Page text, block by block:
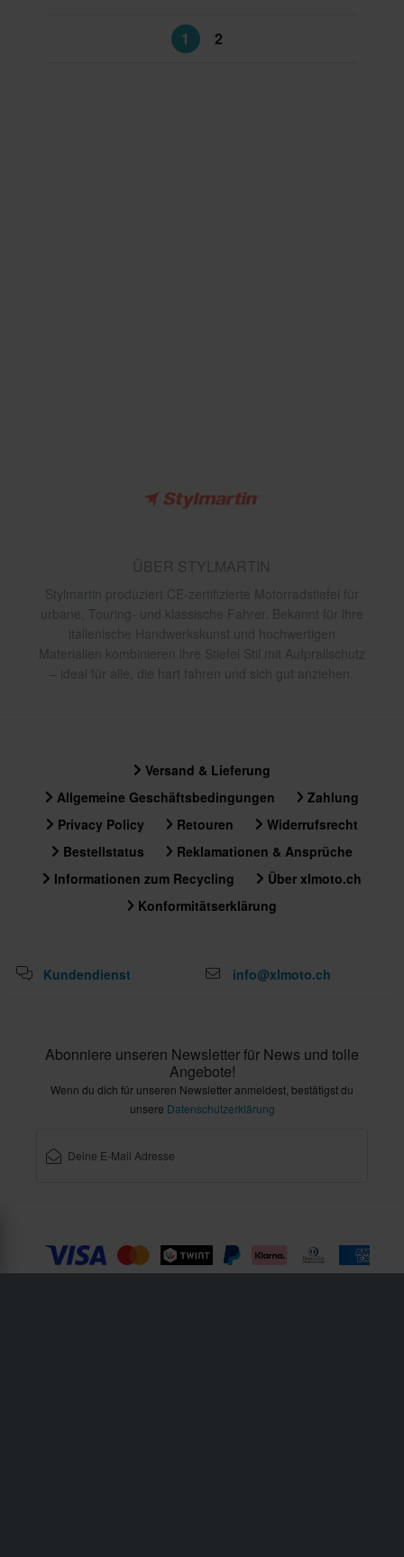
1 2
ÜBER STYLMARTIN
Stylmartin produziert CE-zertifizierte Motorradstiefel für
urbane, Touring- und klassische Fahrer. Bekannt für ihre
italienische Handwerkskunst und hochwertigen
Materialien kombinieren ihre Stiefel Stil mit Aufprallschutz
– ideal für alle, die hart fahren und sich gut anziehen.
Versand & Lieferung
Allgemeine Geschäftsbedingungen
Zahlung
Privacy Policy
Retouren
Widerrufsrecht
Bestellstatus
Reklamationen & Ansprüche
Informationen zum Recycling
Über xlmoto.ch
Konformitätserklärung
Kundendienst info@xlmoto.ch
Abonniere unseren Newsletter für News und tolle
Angebote!
Wenn du dich für unseren Newsletter anmeldest, bestätigst du
unsere Datenschutzerklärung